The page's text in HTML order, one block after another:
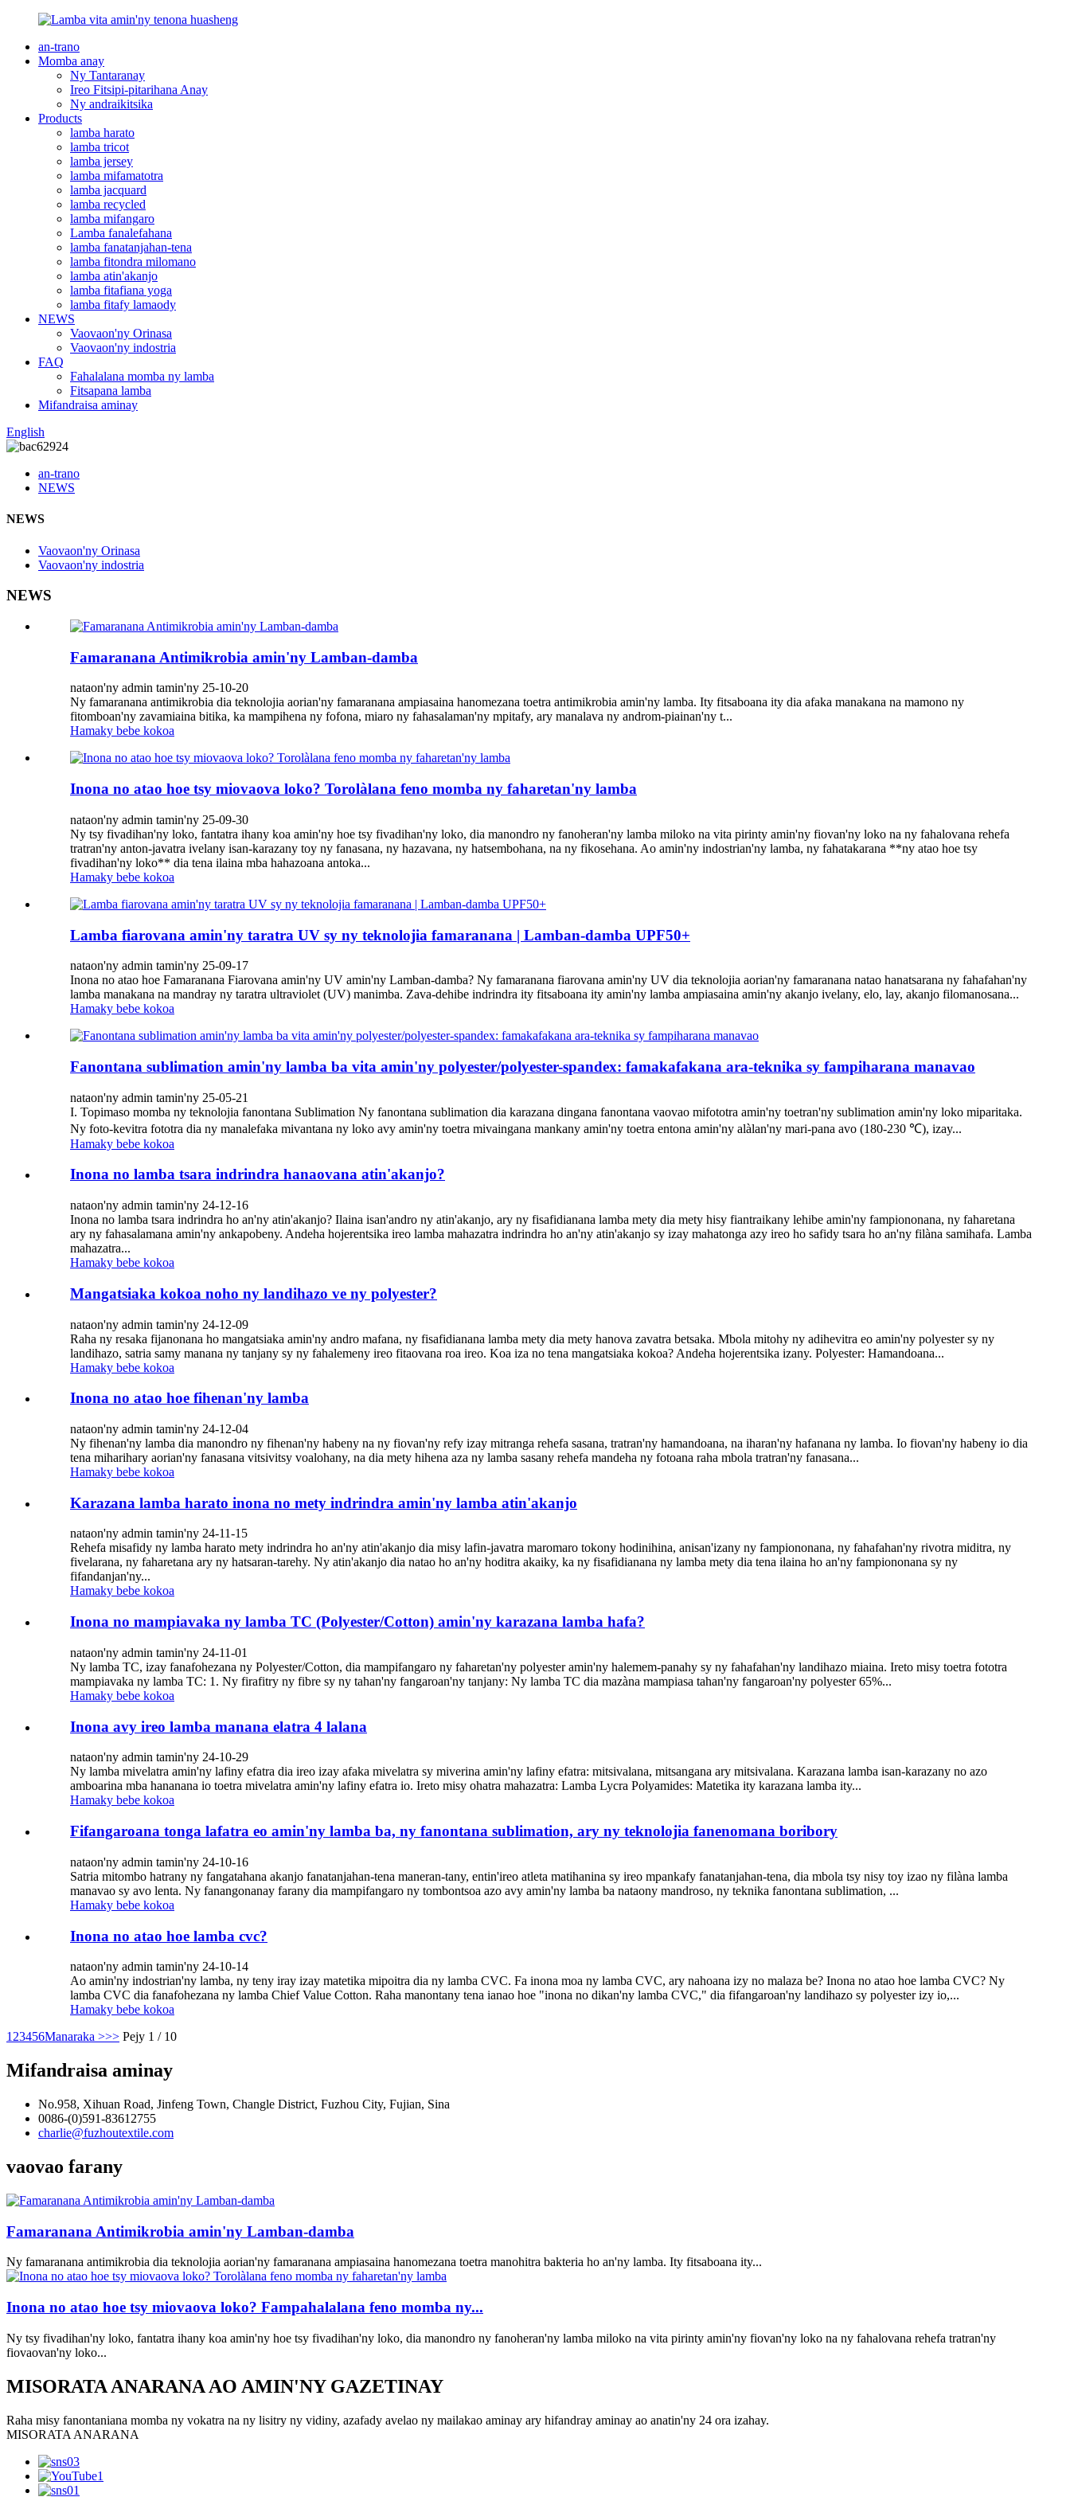
an-trano
Momba anay
Ny Tantaranay
Ireo Fitsipi-pitarihana Anay
Ny andraikitsika
Products
lamba harato
lamba tricot
lamba jersey
lamba mifamatotra
lamba jacquard
lamba recycled
lamba mifangaro
Lamba fanalefahana
lamba fanatanjahan-tena
lamba fitondra milomano
lamba atin'akanjo
lamba fitafiana yoga
lamba fitafy lamaody
NEWS
Vaovaon'ny Orinasa
Vaovaon'ny indostria
FAQ
Fahalalana momba ny lamba
Fitsapana lamba
Mifandraisa aminay
English
an-trano
NEWS
NEWS
Vaovaon'ny Orinasa
Vaovaon'ny indostria
NEWS
Famaranana Antimikrobia amin'ny Lamban-damba
nataon'ny admin tamin'ny 25-10-20
Ny famaranana antimikrobia dia teknolojia aorian'ny famaranana ampiasaina hanomezana toetra antimikrobia amin'ny lamba. Ity fitsaboana ity dia afaka manakana na mamono ny
fitomboan'ny zavamiaina bitika, ka mampihena ny fofona, miaro ny fahasalaman'ny mpitafy, ary manalava ny androm-piainan'ny t...
Hamaky bebe kokoa
Inona no atao hoe tsy miovaova loko? Torolàlana feno momba ny faharetan'ny lamba
nataon'ny admin tamin'ny 25-09-30
Ny tsy fivadihan'ny loko, fantatra ihany koa amin'ny hoe tsy fivadihan'ny loko, dia manondro ny fanoheran'ny lamba miloko na vita pirinty amin'ny fiovan'ny loko na ny fahalovana rehefa
tratran'ny anton-javatra ivelany isan-karazany toy ny fanasana, ny hazavana, ny hatsembohana, na ny fikosehana. Ao amin'ny indostrian'ny lamba, ny fahatakarana **ny atao hoe tsy
fivadihan'ny loko** dia tena ilaina mba hahazoana antoka...
Hamaky bebe kokoa
Lamba fiarovana amin'ny taratra UV sy ny teknolojia famaranana | Lamban-damba UPF50+
nataon'ny admin tamin'ny 25-09-17
Inona no atao hoe Famaranana Fiarovana amin'ny UV amin'ny Lamban-damba? Ny famaranana fiarovana amin'ny UV dia teknolojia aorian'ny famaranana natao hanatsarana ny fahafahan'ny
lamba manakana na mandray ny taratra ultraviolet (UV) manimba. Zava-dehibe indrindra ity fitsaboana ity amin'ny lamba ampiasaina amin'ny akanjo ivelany, elo, lay, akanjo filomanosana...
Hamaky bebe kokoa
Fanontana sublimation amin'ny lamba ba vita amin'ny polyester/polyester-spandex: famakafakana ara-teknika sy fampiharana manavao
nataon'ny admin tamin'ny 25-05-21
I. Topimaso momba ny teknolojia fanontana Sublimation Ny fanontana sublimation dia karazana dingana fanontana vaovao mifototra amin'ny toetran'ny sublimation amin'ny loko miparitaka.
Ny foto-kevitra fototra dia ny manalefaka mivantana ny loko avy amin'ny toetra mivaingana mankany amin'ny toetra entona amin'ny alàlan'ny mari-pana avo (180-230 ℃), izay...
Hamaky bebe kokoa
Inona no lamba tsara indrindra hanaovana atin'akanjo?
nataon'ny admin tamin'ny 24-12-16
Inona no lamba tsara indrindra ho an'ny atin'akanjo? Ilaina isan'andro ny atin'akanjo, ary ny fisafidianana lamba mety dia mety hisy fiantraikany lehibe amin'ny fampiononana, ny faharetana
ary ny fahasalamana amin'ny ankapobeny. Andeha hojerentsika ireo lamba mahazatra indrindra ho an'ny atin'akanjo sy izay mahatonga azy ireo ho safidy tsara ho an'ny filàna samihafa. Lamba
mahazatra...
Hamaky bebe kokoa
Mangatsiaka kokoa noho ny landihazo ve ny polyester?
nataon'ny admin tamin'ny 24-12-09
Raha ny resaka fijanonana ho mangatsiaka amin'ny andro mafana, ny fisafidianana lamba mety dia mety hanova zavatra betsaka. Mbola mitohy ny adihevitra eo amin'ny polyester sy ny
landihazo, satria samy manana ny tanjany sy ny fahalemeny ireo fitaovana roa ireo. Koa iza no tena mangatsiaka kokoa? Andeha hojerentsika izany. Polyester: Hamandoana...
Hamaky bebe kokoa
Inona no atao hoe fihenan'ny lamba
nataon'ny admin tamin'ny 24-12-04
Ny fihenan'ny lamba dia manondro ny fihenan'ny habeny na ny fiovan'ny refy izay mitranga rehefa sasana, tratran'ny hamandoana, na iharan'ny hafanana ny lamba. Io fiovan'ny habeny io dia
tena miharihary aorian'ny fanasana vitsivitsy voalohany, na dia mety hihena aza ny lamba sasany rehefa mandeha ny fotoana raha mbola tratran'ny fanasana...
Hamaky bebe kokoa
Karazana lamba harato inona no mety indrindra amin'ny lamba atin'akanjo
nataon'ny admin tamin'ny 24-11-15
Rehefa misafidy ny lamba harato mety indrindra ho an'ny atin'akanjo dia misy lafin-javatra maromaro tokony hodinihina, anisan'izany ny fampiononana, ny fahafahan'ny rivotra miditra, ny
fivelarana, ny faharetana ary ny hatsaran-tarehy. Ny atin'akanjo dia natao ho an'ny hoditra akaiky, ka ny fisafidianana ny lamba mety dia tena ilaina ho an'ny fampiononana sy ny
fifandanjan'ny...
Hamaky bebe kokoa
Inona no mampiavaka ny lamba TC (Polyester/Cotton) amin'ny karazana lamba hafa?
nataon'ny admin tamin'ny 24-11-01
Ny lamba TC, izay fanafohezana ny Polyester/Cotton, dia mampifangaro ny faharetan'ny polyester amin'ny halemem-panahy sy ny fahafahan'ny landihazo miaina. Ireto misy toetra fototra
mampiavaka ny lamba TC: 1. Ny firafitry ny fibre sy ny tahan'ny fangaroan'ny tanjany: Ny lamba TC dia mazàna mampiasa tahan'ny fangaroan'ny polyester 65%...
Hamaky bebe kokoa
Inona avy ireo lamba manana elatra 4 lalana
nataon'ny admin tamin'ny 24-10-29
Ny lamba mivelatra amin'ny lafiny efatra dia ireo izay afaka mivelatra sy miverina amin'ny lafiny efatra: mitsivalana, mitsangana ary mitsivalana. Karazana lamba isan-karazany no azo
amboarina mba hananana io toetra mivelatra amin'ny lafiny efatra io. Ireto misy ohatra mahazatra: Lamba Lycra Polyamides: Matetika ity karazana lamba ity...
Hamaky bebe kokoa
Fifangaroana tonga lafatra eo amin'ny lamba ba, ny fanontana sublimation, ary ny teknolojia fanenomana boribory
nataon'ny admin tamin'ny 24-10-16
Satria mitombo hatrany ny fangatahana akanjo fanatanjahan-tena maneran-tany, entin'ireo atleta matihanina sy ireo mpankafy fanatanjahan-tena, dia mbola tsy nisy toy izao ny filàna lamba
manavao sy avo lenta. Ny fanangonanay farany dia mampifangaro ny tombontsoa azo avy amin'ny lamba ba nataony mandroso, ny teknika fanontana sublimation, ...
Hamaky bebe kokoa
Inona no atao hoe lamba cvc?
nataon'ny admin tamin'ny 24-10-14
Ao amin'ny indostrian'ny lamba, ny teny iray izay matetika mipoitra dia ny lamba CVC. Fa inona moa ny lamba CVC, ary nahoana izy no malaza be? Inona no atao hoe lamba CVC? Ny
lamba CVC dia fanafohezana ny lamba Chief Value Cotton. Raha manontany tena ianao hoe "inona no dikan'ny lamba CVC," dia fifangaroan'ny landihazo sy polyester izy io,...
Hamaky bebe kokoa
1 23456Manaraka >>> Pejy 1 / 10
Mifandraisa aminay
No.958, Xihuan Road, Jinfeng Town, Changle District, Fuzhou City, Fujian, Sina
0086-(0)591-83612755
charlie@fuzhoutextile.com
vaovao farany
Famaranana Antimikrobia amin'ny Lamban-damba
Ny famaranana antimikrobia dia teknolojia aorian'ny famaranana ampiasaina hanomezana toetra manohitra bakteria ho an'ny lamba. Ity fitsaboana ity...
Inona no atao hoe tsy miovaova loko? Fampahalalana feno momba ny...
Ny tsy fivadihan'ny loko, fantatra ihany koa amin'ny hoe tsy fivadihan'ny loko, dia manondro ny fanoheran'ny lamba miloko na vita pirinty amin'ny fiovan'ny loko na ny fahalovana rehefa tratran'ny
fiovaovan'ny loko...
MISORATA ANARANA AO AMIN'NY GAZETINAY
Raha misy fanontaniana momba ny vokatra na ny lisitry ny vidiny, azafady avelao ny mailakao aminay ary hifandray aminay ao anatin'ny 24 ora izahay.
MISORATA ANARANA